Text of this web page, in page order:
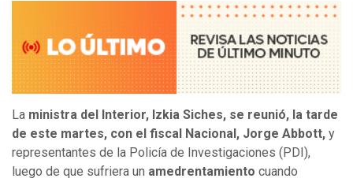
La ministra del Interior, Izkia Siches, se reunió, la tarde
de este martes, con el fiscal Nacional, Jorge Abbott, y
representantes de la Policía de Investigaciones (PDI),
luego de que sufriera un amedrentamiento cuando